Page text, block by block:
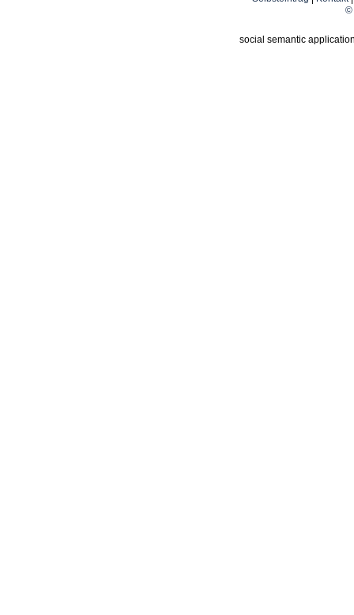
©
social semantic